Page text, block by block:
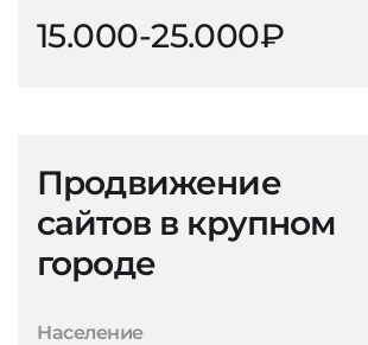
15.000-25.000₽
Продвижение
сайтов в крупном
городе
Население